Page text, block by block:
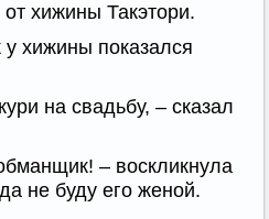
хижины Такэтори.
хижины показался
на свадьбу, – сказал
– воскликнула
не буду его женой.